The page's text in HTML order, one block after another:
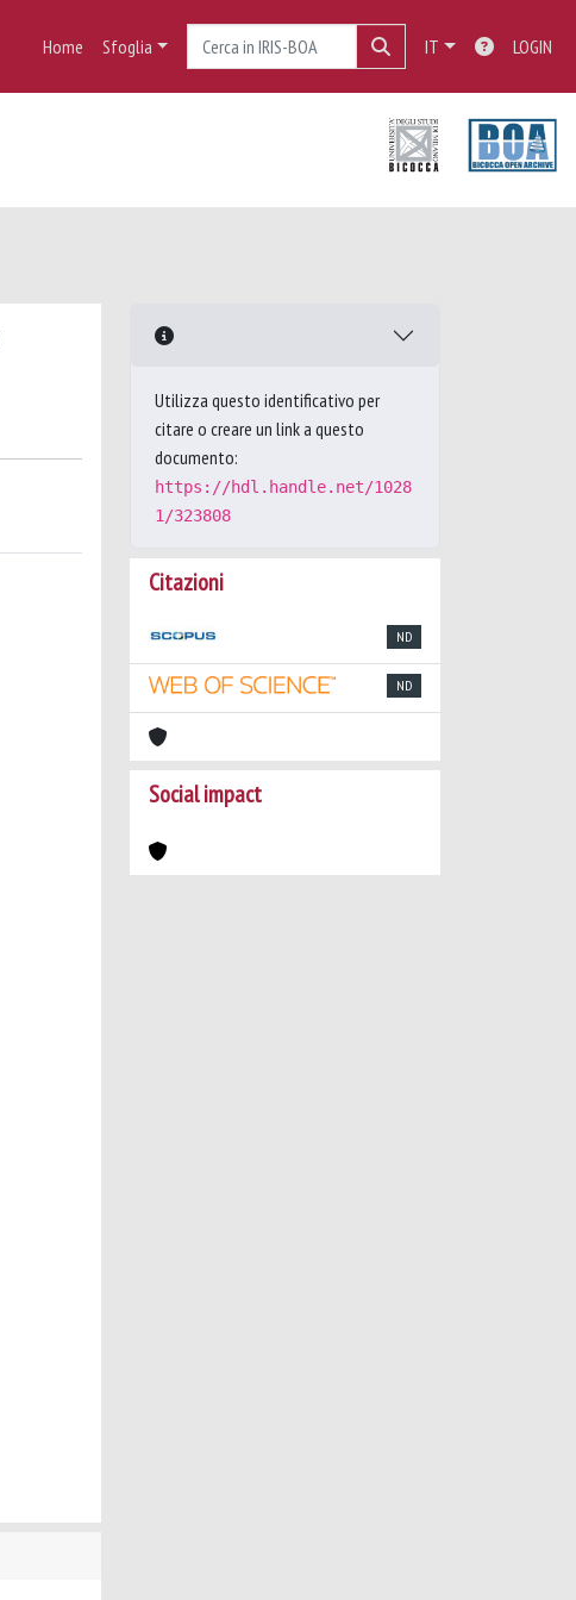
Home Sfoglia IT LOGIN
Utilizza questo identificativo per
citare o creare un link a questo
documento:
https://hdl.handle.net/1028
1/323808
Citazioni
ND
ND
Social impact